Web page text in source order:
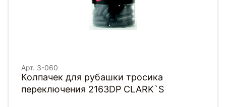
Арт. 3-060
Колпачек для рубашки тросика
переключения 2163DP СLARK`S